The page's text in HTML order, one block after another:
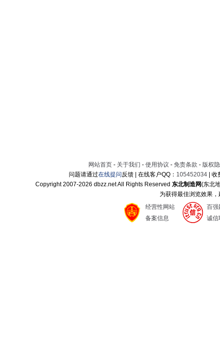
网站首页 - 关于我们 - 使用协议 - 免责条款 - 版权
问题请通过在线提问反馈 | 在线客户QQ： 105452034 |
Copyright 2007-2026 dbzz.net All Rights Reserved东北制造网(东北
为获得最佳浏览效果
经营性网站
备案信息
百强
诚信